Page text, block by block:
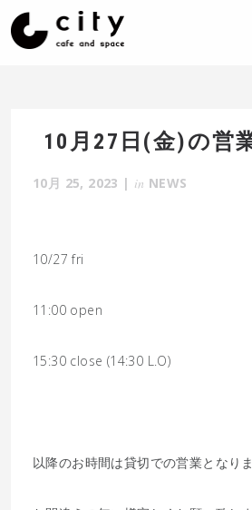
10月27日(金)の営
10月 25, 2023 | in NEWS
10/27 fri
11:00 open
15:30 close (14:30 L.O)
以降のお時間は貸切での営業となり